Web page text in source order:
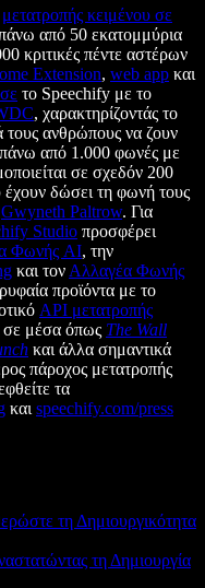
μετατροπής κειμένου σε
από 50 εκατομμύρια
κριτικές πέντε αστέρων
Extension, web app και
το Speechify με το
, χαρακτηρίζοντάς το
τους ανθρώπους να ζουν
από 1.000 φωνές με
σε σχεδόν 200
έχουν δώσει τη φωνή τους
Gwyneth Paltrow. Για
Studio προσφέρει
Φωνής AI, την
και τον Αλλαγέα Φωνής
προϊόντα με το
API μετατροπής
σε μέσα όπως The Wall
και άλλα σημαντικά
πάροχος μετατροπής
τα
και speechify.com/press
τη Δημιουργικότητα
τη Δημιουργία